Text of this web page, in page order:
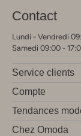
Contact
Lundi - Vendredi
Samedi 09:00 -
Service clients
Compte
Tendances
Chez Omoda